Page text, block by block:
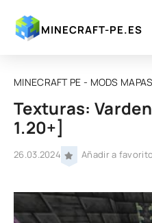
MINECRAFT-PE.ES
MINECRAFT PE - MODS
Texturas:
1.20+]
26.03.2024 Añadir a